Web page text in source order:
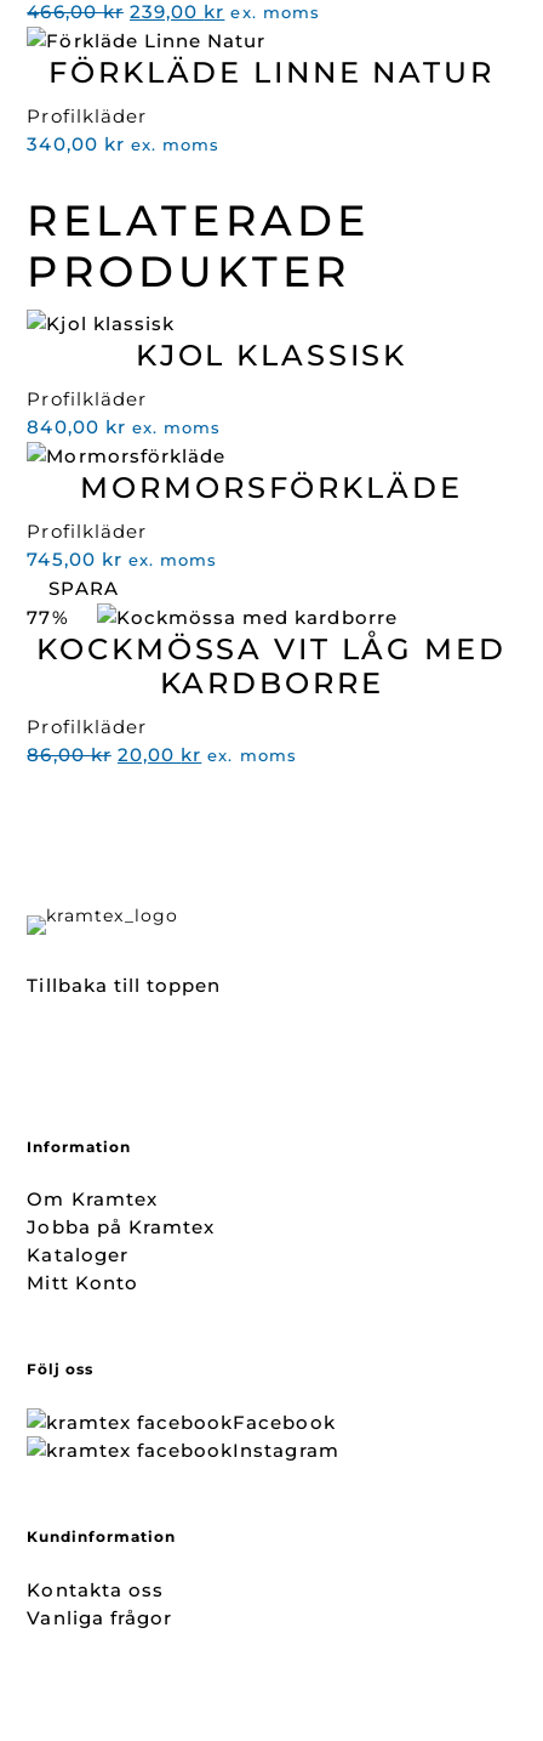
466,00kr Det
ursprungliga
priset
466,00 kr.
239,00 kr Det
nuvarande
priset
ex. moms
FÖRKLÄDE LINNE NATUR
Profilkläder
340,00 kr ex. moms
RELATERADE
PRODUKTER
KJOL KLASSISK
Profilkläder
840,00 kr ex. moms
MORMORSFÖRKLÄDE
Profilkläder
745,00 kr ex. moms
SPARA
77%
KOCKMÖSSA VIT LÅG MED
KARDBORRE
Profilkläder
86,00kr Det
20,00 kr Det
ex. moms
Tillbaka till toppen
Information
Om Kramtex
Jobba på Kramtex
Kataloger
Mitt Konto
Följ oss
Facebook
Instagram
Kundinformation
Kontakta oss
Vanliga frågor